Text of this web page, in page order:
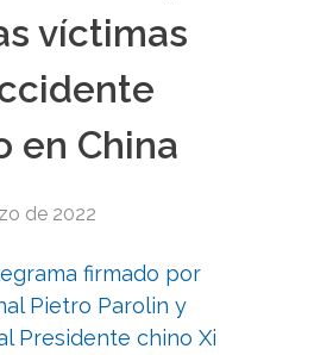
víctimas
en China
de 2022
firmado por
Pietro Parolin y
Presidente chino Xi